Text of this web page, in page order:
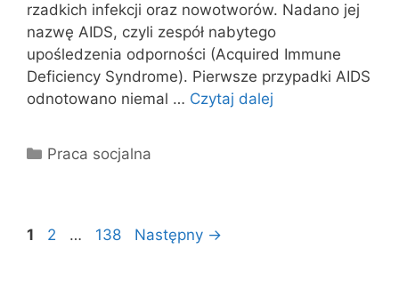
rzadkich infekcji oraz nowotworów. Nadano jej
nazwę AIDS, czyli zespół nabytego
upośledzenia odporności (Acquired Immune
Deficiency Syndrome). Pierwsze przypadki AIDS
odnotowano niemal … Czytaj dalej
Kategorie
Praca socjalna
Strona
1 Strona
2 … Strona
138 Następny →